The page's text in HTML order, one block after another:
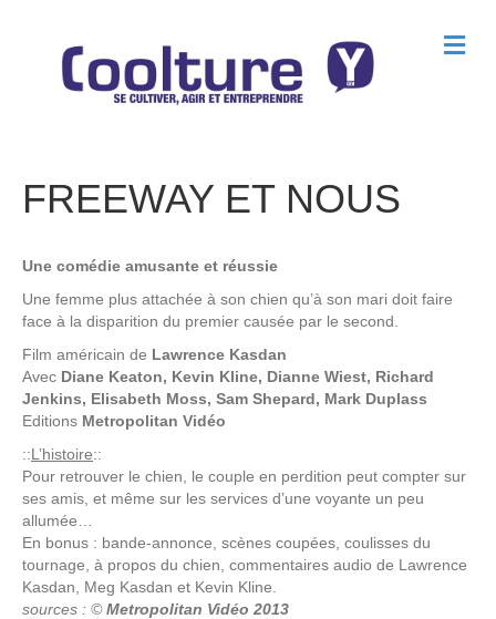
M
e
FREEWAY ET NOUS
Une comédie amusante et réussie
Une femme plus attachée à son chien qu’à son mari doit faire
face à la disparition du premier causée par le second.
Film américain de Lawrence Kasdan
Avec Diane Keaton, Kevin Kline, Dianne Wiest, Richard
Jenkins, Elisabeth Moss, Sam Shepard, Mark Duplass
Editions Metropolitan Vidéo
::L’histoire::
Pour retrouver le chien, le couple en perdition peut compter sur
ses amis, et même sur les services d’une voyante un peu
allumée…
En bonus : bande-annonce, scènes coupées, coulisses du
tournage, à propos du chien, commentaires audio de Lawrence
Kasdan, Meg Kasdan et Kevin Kline.
sources : ©Metropolitan Vidéo 2013